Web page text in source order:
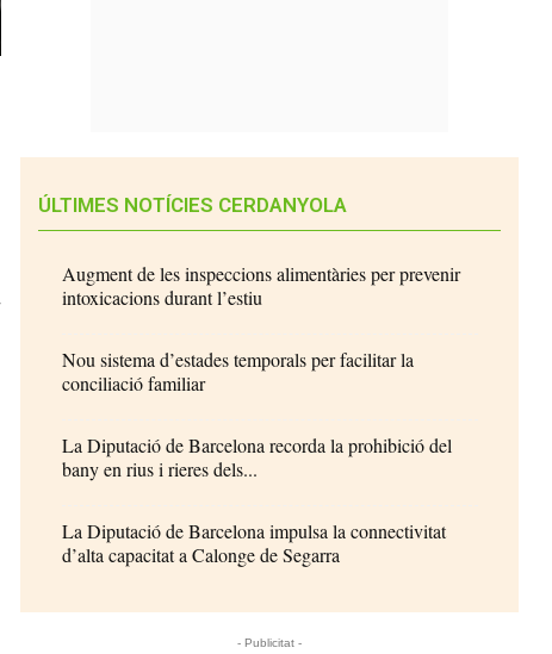
ÚLTIMES NOTÍCIES CERDANYOLA
Augment de les inspeccions alimentàries per prevenir
intoxicacions durant l’estiu
Nou sistema d’estades temporals per facilitar la
conciliació familiar
La Diputació de Barcelona recorda la prohibició del
bany en rius i rieres dels...
La Diputació de Barcelona impulsa la connectivitat
d’alta capacitat a Calonge de Segarra
- Publicitat -